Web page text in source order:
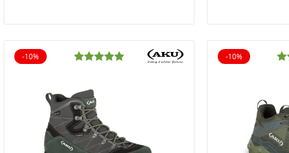
-10%
10% reduziert
-10%
10% reduziert